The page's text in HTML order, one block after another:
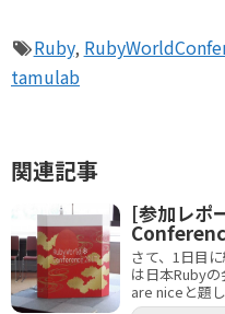
Ruby,
tamulab
関連記事
[参加レポ
さて、1日目
は日本Ruby
are niceと題